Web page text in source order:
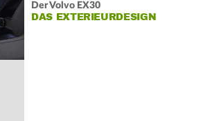
Der Volvo EX30
DAS EXTERIEURDESIGN